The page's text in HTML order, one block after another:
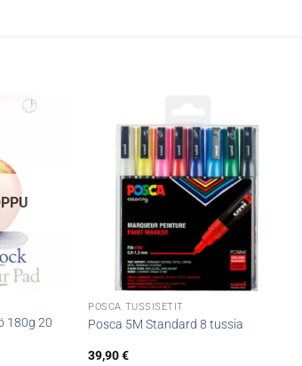
180g 20
POSCA TUSSISETIT
Posca 5M Standard 8 tussia
39,90€